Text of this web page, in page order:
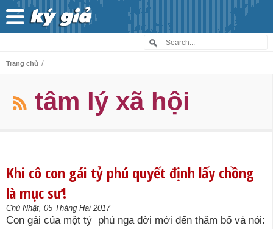
Trang chủ /
tâm lý xã hội
Khi cô con gái tỷ phú quyết định lấy chồng
là mục sư!
Chủ Nhật, 05 Tháng Hai 2017
Con gái của một tỷ phú nga đời mới đến thăm bố và nói: